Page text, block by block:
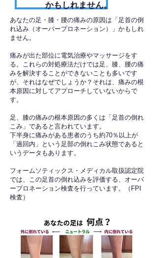
かもしれません。
あなたの足・膝・腰の痛みの原因は「足首の倒
れ込み（オーバープロネーション）」かもしれ
ません。
痛みが出た部位に電気治療やマッサージをす
る。これらの対処療法だけでは足、膝、腰の痛
みを解決することができないことも多いです
が、それはなぜでしょうか？それは、痛みの根
本原因に対してアプローチしていないからで
す。
足、膝の痛みの根本原因の多くは「足首の倒れ
こみ」であると言われています。
下半身に痛みがある患者のうち約70％以上が
「過回内」という足部の倒れこみ状態であると
いうデータもあります。
フォームソティックス・メディカル取扱認定院
では、この足首の倒れ込みを評価する、オーバ
ープロネーション検査を行っています。（FPI
検査）​